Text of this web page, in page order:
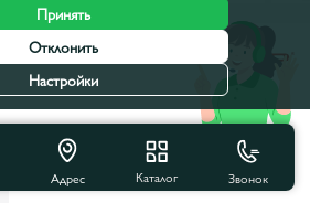
15,0 20,0
25,0
Адрес Каталог Звонок
Принять
Отклонить
Настройки